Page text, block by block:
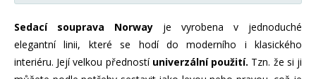
Sedací souprava Norway je vyrobena v jednoduché
elegantní linii, které se hodí do moderního i klasického
interiéru. Její velkou předností univerzální použití. Tzn. že si ji